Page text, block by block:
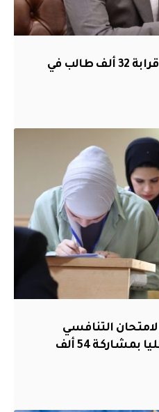
وزير التعليم يعلن قبول قرابة 32 ألف طالب في
التنافسي
للقبول في الدراسات العليا بمشاركة 54 ألف